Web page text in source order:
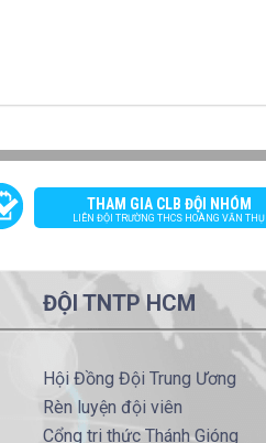
THAM GIA CLB ĐỘI NHÓM
LIÊN ĐỘI TRƯỜNG THCS HOÀNG VĂN THỤ
ĐỘI TNTP HCM
Hội Đồng Đội Trung Ương
Rèn luyện đội viên
Cổng tri thức Thánh Gióng